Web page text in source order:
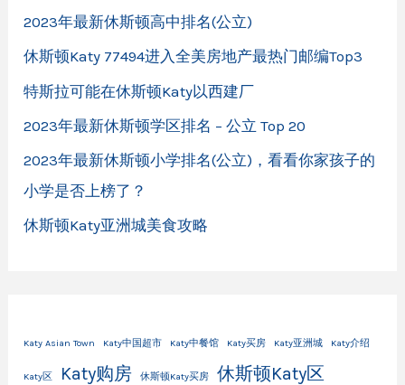
2023年最新休斯顿高中排名(公立)
休斯顿Katy 77494进入全美房地产最热门邮编Top3
特斯拉可能在休斯顿Katy以西建厂
2023年最新休斯顿学区排名 – 公立 Top 20
2023年最新休斯顿小学排名(公立)，看看你家孩子的
小学是否上榜了？
休斯顿Katy亚洲城美食攻略
Katy Asian Town Katy中国超市 Katy中餐馆 Katy买房 Katy亚洲城 Katy介绍
Katy区 Katy购房 休斯顿Katy买房 休斯顿Katy区